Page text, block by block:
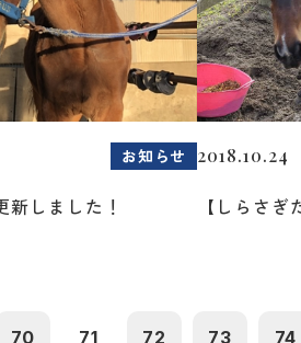
お知らせ
新しました！
2018.10.24
【しらさ
70 71 72 73 74